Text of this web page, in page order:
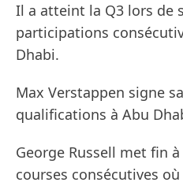
Il a atteint la Q3 lors de
participations
Dhabi.
Max Verstappen signe
qualifications à Abu
George Russell met fin
courses consécutives